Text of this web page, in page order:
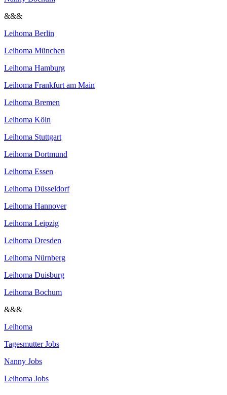
&&&
Leihoma Berlin
Leihoma München
Leihoma Hamburg
Leihoma Frankfurt am Main
Leihoma Bremen
Leihoma Köln
Leihoma Stuttgart
Leihoma Dortmund
Leihoma Essen
Leihoma Düsseldorf
Leihoma Hannover
Leihoma Leipzig
Leihoma Dresden
Leihoma Nürnberg
Leihoma Duisburg
Leihoma Bochum
&&&
Leihoma
Tagesmutter Jobs
Nanny Jobs
Leihoma Jobs